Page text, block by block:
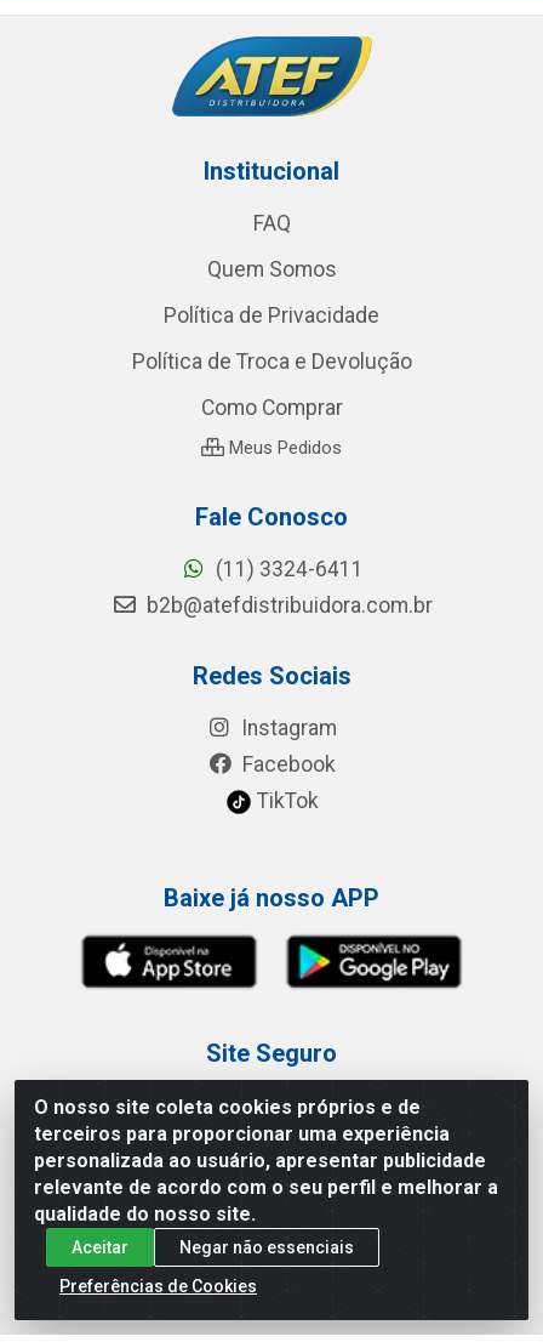
O nosso site coleta cookies próprios e de
terceiros para proporcionar uma experiência
personalizada ao usuário, apresentar publicidade
relevante de acordo com o seu perfil e melhorar a
qualidade do nosso site.
Aceitar
Negar não essenciais
Preferências de Cookies
Institucional
FAQ
Quem Somos
Política de Privacidade
Política de Troca e Devolução
Como Comprar
Meus Pedidos
Fale Conosco
(11) 3324-6411
b2b@atefdistribuidora.com.br
Redes Sociais
Instagram
Facebook
TikTok
Baixe já nosso APP
Site Seguro
Loja / Showroom
Tel.: (11) 3227-0546
Av Vautier, 587/597 - Pari - São Paulo/SP